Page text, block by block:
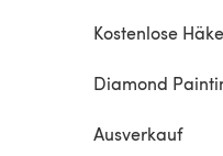
Kostenlose
Diamond
Ausverkauf